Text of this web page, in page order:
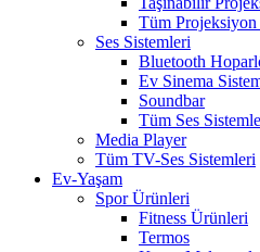
Tüm Projeksiyon
Ses Sistemleri
Bluetooth
Ev Sinema
Soundbar
Tüm Ses
Media Player
Tüm TV-Ses Sistemleri
Ev-Yaşam
Spor Ürünleri
Fitness Ürünleri
Termos